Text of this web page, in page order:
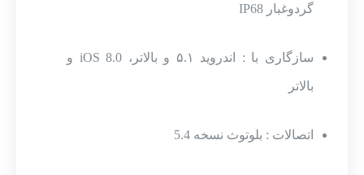
گردوغبار IP68
سازگاری با : اندروید ۵.۱ و بالاتر، iOS 8.0 و
بالاتر
اتصالات : بلوتوث نسخه 5.4